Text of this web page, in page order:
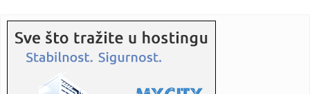
19:46: Airbnb nadmašio očekivanja, akcije skočile
19:45:
Hil